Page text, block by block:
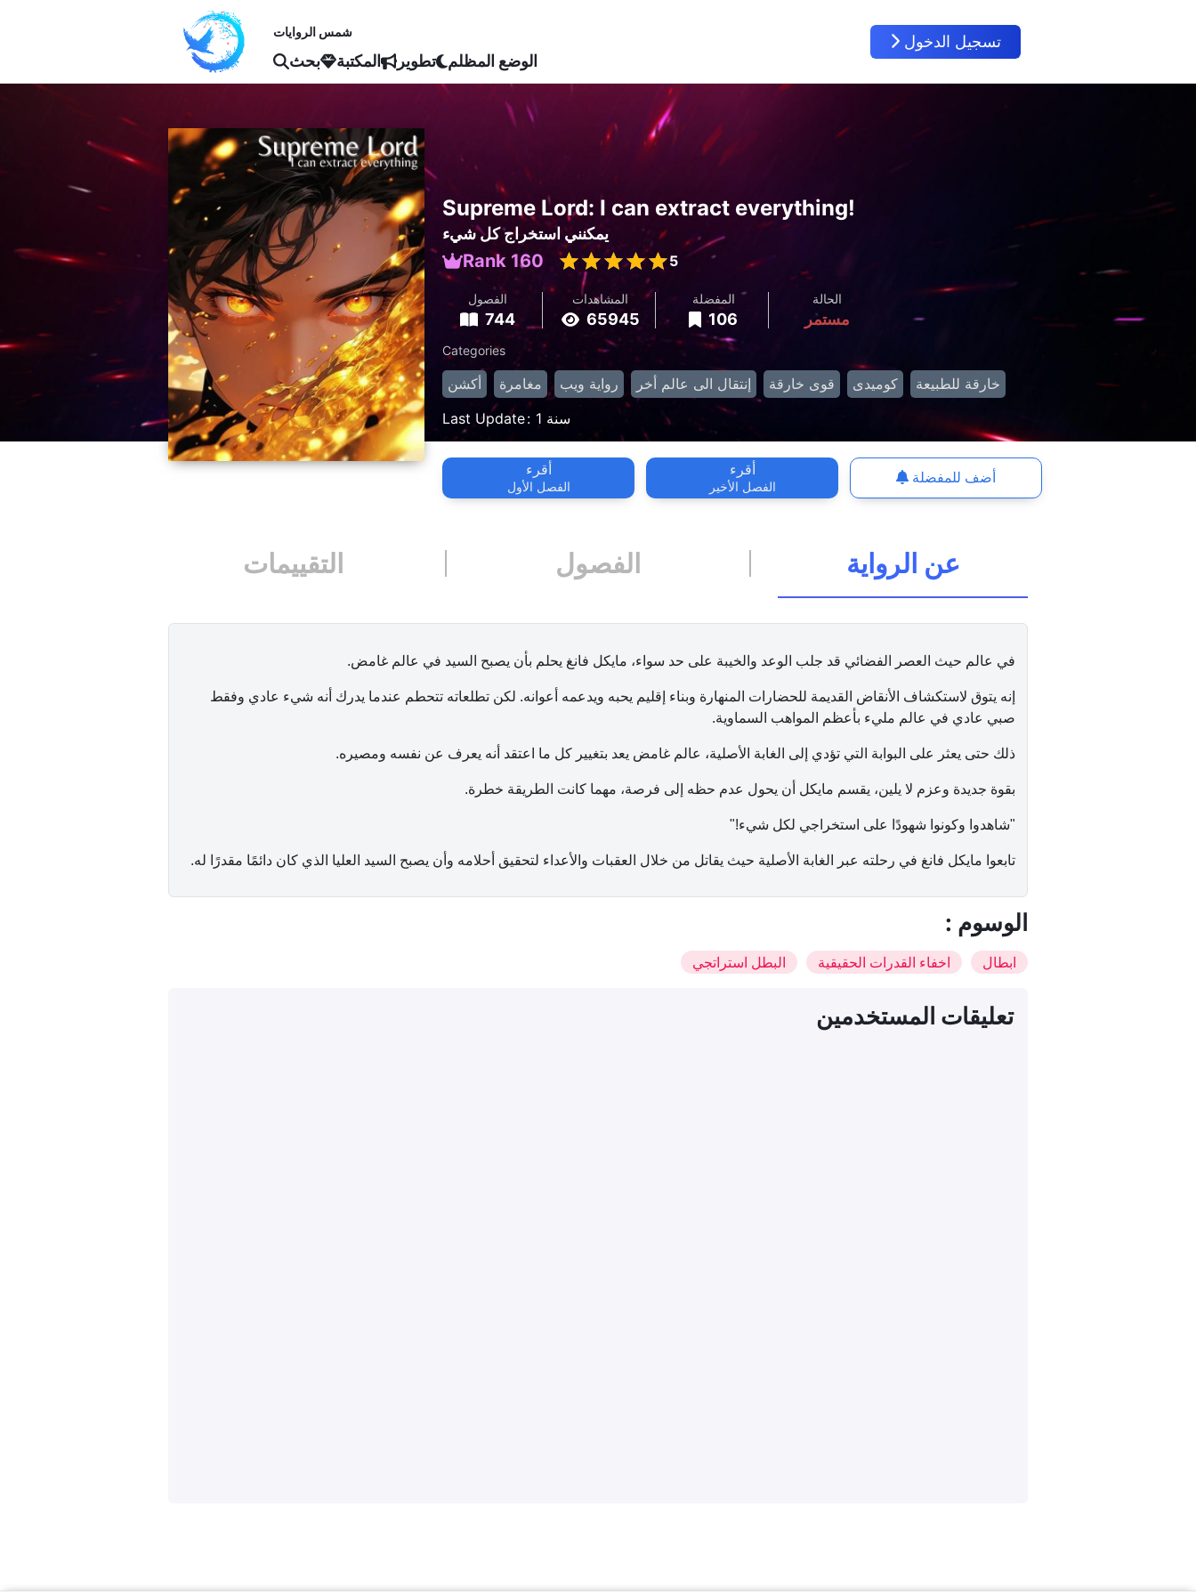
شمس الروايات
بحث المكتبة تطوير الوضع المظلم
تسجيل الدخول
Supreme Lord: I can extract everything!
يمكنني استخراج كل شيء
Rank 160 5
أقرء
الفصل الأول
أقرء
الفصل الأخير
أضف للمفضلة
744
الفصول
65945
المشاهدات
106
المفضلة
مستمر
الحالة
Last Update 1 سنة
Categories
أكشن مغامرة رواية ويب إنتقال الى عالم أخر قوى خارقة كوميدى خارقة للطبيعة
عن الرواية الفصول التقييمات
في عالم حيث العصر الفضائي قد جلب الوعد والخيبة على حد سواء، مايكل فانغ يحلم بأن يصبح السيد في عالم غامض.
إنه يتوق لاستكشاف الأنقاض القديمة للحضارات المنهارة وبناء إقليم يحبه ويدعمه أعوانه. لكن تطلعاته تتحطم عندما يدرك أنه شيء عادي وفقط
صبي عادي في عالم مليء بأعظم المواهب السماوية.
ذلك حتى يعثر على البوابة التي تؤدي إلى الغابة الأصلية، عالم غامض يعد بتغيير كل ما اعتقد أنه يعرف عن نفسه ومصيره.
بقوة جديدة وعزم لا يلين، يقسم مايكل أن يحول عدم حظه إلى فرصة، مهما كانت الطريقة خطرة.
"شاهدوا وكونوا شهودًا على استخراجي لكل شيء!"
تابعوا مايكل فانغ في رحلته عبر الغابة الأصلية حيث يقاتل من خلال العقبات والأعداء لتحقيق أحلامه وأن يصبح السيد العليا الذي كان دائمًا مقدرًا له.
: الوسوم
ابطال اخفاء القدرات الحقيقية البطل استراتجي
تعليقات المستخدمين